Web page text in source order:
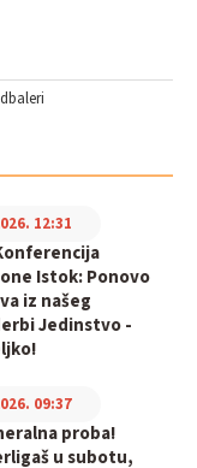
Istok: Ponovo
iz našeg
Jedinstvo -
12:31
proba!
u subotu,
09:37